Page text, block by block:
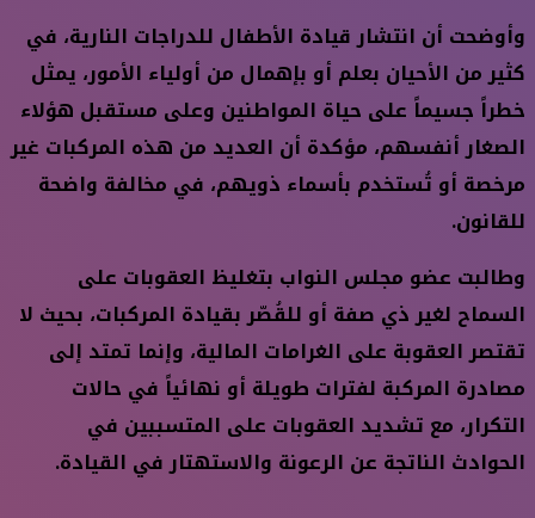
وأوضحت أن انتشار قيادة الأطفال للدراجات النارية، في
كثير من الأحيان بعلم أو بإهمال من أولياء الأمور، يمثل
خطراً جسيماً على حياة المواطنين وعلى مستقبل هؤلاء
الصغار أنفسهم، مؤكدة أن العديد من هذه المركبات غير
مرخصة أو تُستخدم بأسماء ذويهم، في مخالفة واضحة
للقانون.
وطالبت عضو مجلس النواب بتغليظ العقوبات على
السماح لغير ذي صفة أو للقُصّر بقيادة المركبات، بحيث لا
تقتصر العقوبة على الغرامات المالية، وإنما تمتد إلى
مصادرة المركبة لفترات طويلة أو نهائياً في حالات
التكرار، مع تشديد العقوبات على المتسببين في
الحوادث الناتجة عن الرعونة والاستهتار في القيادة.